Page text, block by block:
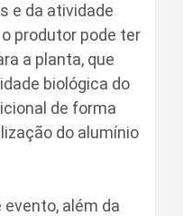
e da atividade
produtor pode ter
a planta, que
biológica do
de forma
do alumínio
além da